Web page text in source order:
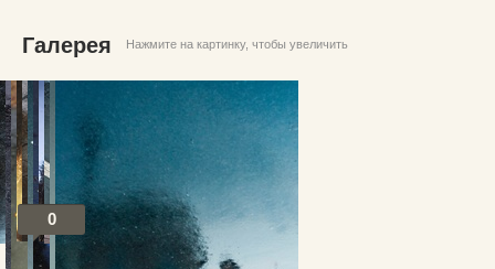
Галерея Нажмите на картинку, чтобы увеличить
0